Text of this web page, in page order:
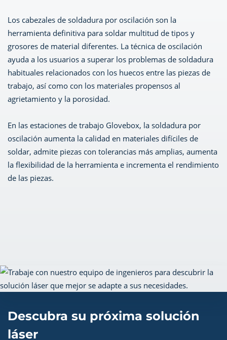
Los cabezales de soldadura por oscilación son la
herramienta definitiva para soldar multitud de tipos y
grosores de material diferentes. La técnica de oscilación
ayuda a los usuarios a superar los problemas de soldadura
habituales relacionados con los huecos entre las piezas de
trabajo, así como con los materiales propensos al
agrietamiento y la porosidad.
En las estaciones de trabajo Glovebox, la soldadura por
oscilación aumenta la calidad en materiales difíciles de
soldar, admite piezas con tolerancias más amplias, aumenta
la flexibilidad de la herramienta e incrementa el rendimiento
de las piezas.
Descubra su próxima solución
láser